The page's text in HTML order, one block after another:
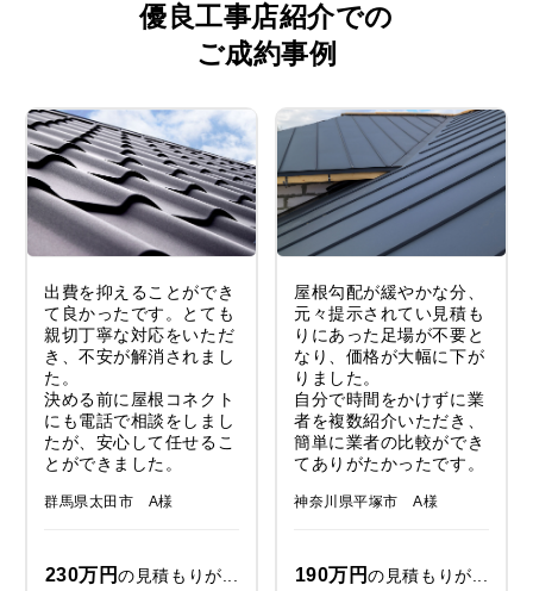
優良工事店紹介での
ご成約事例
出費を抑えることができ
て良かったです。とても
親切丁寧な対応をいただ
き、不安が解消されまし
た。
決める前に屋根コネクト
にも電話で相談をしまし
たが、安心して任せるこ
とができました。
群馬県太田市 A様
230万円の見積もりが...
屋根勾配が緩やかな分、
元々提示されてい見積も
りにあった足場が不要と
なり、価格が大幅に下が
りました。
自分で時間をかけずに業
者を複数紹介いただき、
簡単に業者の比較ができ
てありがたかったです。
神奈川県平塚市 A様
190万円の見積もりが...